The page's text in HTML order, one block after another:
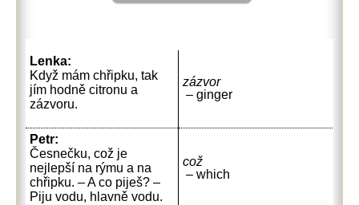
Lenka:
Když mám chřipku, tak
jím hodně citronu a
zázvoru.
zázvor
– ginger
Petr:
Česnečku, což je
nejlepší na rýmu a na
chřipku. – A co piješ? –
Piju vodu, hlavně vodu.
což
– which